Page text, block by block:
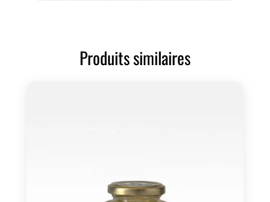
Produits similaires